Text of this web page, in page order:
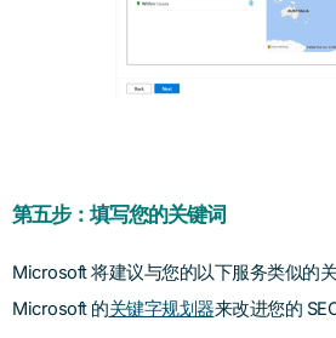
第五步：填写您的关键词
Microsoft 将建议与您的以下服务类似的
Microsoft 的关键字规划器来改进您的